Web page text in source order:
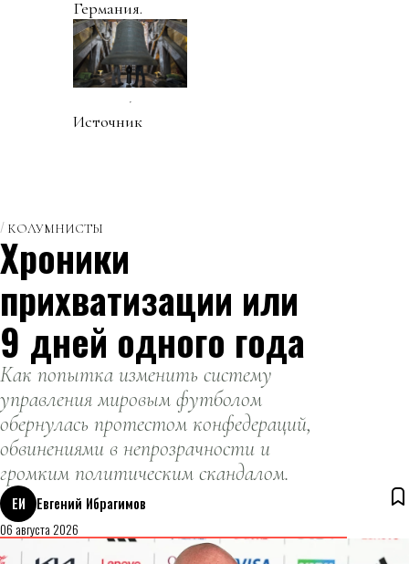
Германия.
Источник
КОЛУМНИСТЫ
Хроники
прихватизации или
9 дней одного года
Как попытка изменить систему
управления мировым футболом
обернулась протестом конфедераций,
обвинениями в непрозрачности и
громким политическим скандалом.
ЕИ
Евгений Ибрагимов
06 августа 2026